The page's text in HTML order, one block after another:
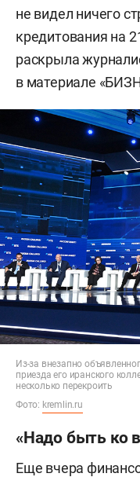
не видел ничего
кредитования на
раскрыла
в материале
Из-за внезапно
приезда его иранского
несколько перекроить
Фото: kremlin.ru
«Надо быть ко
Еще вчера